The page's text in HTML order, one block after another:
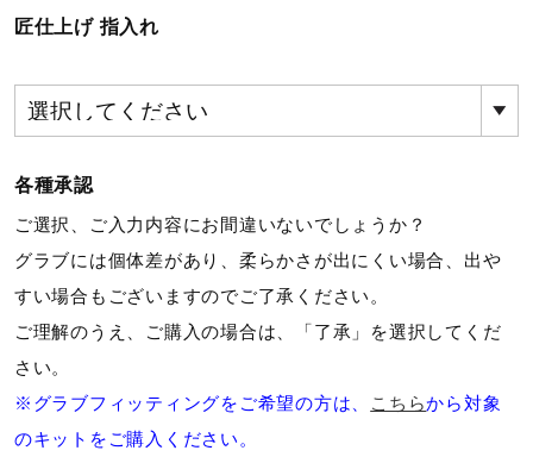
その他
直営店一覧
取扱店一覧
匠仕上げ 指入れ
各種承認
ご選択、ご入力内容にお間違いないでしょうか？
グラブには個体差があり、柔らかさが出にくい場合、出や
すい場合もございますのでご了承ください。
ご理解のうえ、ご購入の場合は、「了承」を選択してくだ
さい。
※グラブフィッティングをご希望の方は、
こちらから対象
のキットをご購入ください。